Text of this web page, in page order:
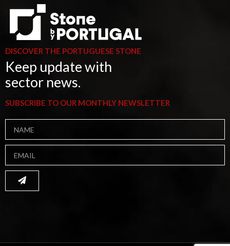
DISCOVER THE PORTUGUESE STONE
Keep update with
sector news.
SUBSCRIBE TO OUR MONTHLY NEWSLETTER